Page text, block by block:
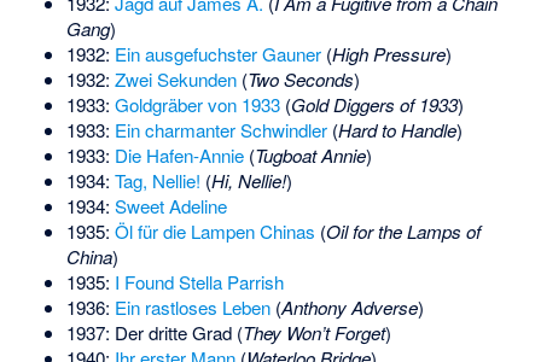
Gang)
1932: Ein ausgefuchster Gauner(High Pressure)
1932: Zwei Sekunden(Two Seconds)
1933: Goldgräber von 1933(Gold Diggers of 1933)
1933: Ein charmanter Schwindler(Hard to Handle)
1933: Die Hafen-Annie(Tugboat Annie)
1934: Tag, Nellie! (Hi, Nellie!)
1934: Sweet Adeline
1935: Öl für die Lampen Chinas (Oil for the Lamps of
China)
1935: I Found Stella Parrish
1936: Ein rastloses Leben(Anthony Adverse)
1937: Der dritte Grad (They Won’t Forget)